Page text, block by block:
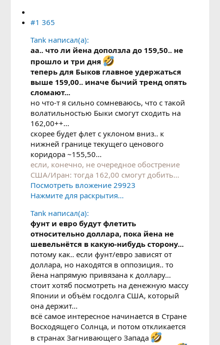
#1 365
Tank написал(а):
аа.. что ли йена доползла до 159,50.. не
прошло и три дня
теперь для Быков главное удержаться
выше 159,00.. иначе бычий тренд опять
сломают...
но что-т я сильно сомневаюсь, что с такой
волатильностью Быки смогут сходить на
162,00++...
скорее будет флет с уклоном вниз.. к
нижней границе текущего ценового
коридора ~155,50...
если, конечно, не очередное обострение
США/Иран: тогда 162,00 смогут добить...
Посмотреть вложение 29923
Нажмите для раскрытия...
Tank написал(а):
фунт и евро будут флетить
относительно доллара, пока йена не
шевельнётся в какую-нибудь сторону...
потому как.. если фунт/евро зависят от
доллара, но находятся в оппозиция.. то
йена напрямую привязана к доллару...
стоит хотяб посмотреть на денежную массу
Японии и объём госдолга США, который
она держит...
всё самое интересное начинается в Стране
Восходящего Солнца, и потом откликается
в странах Загнивающего Запада